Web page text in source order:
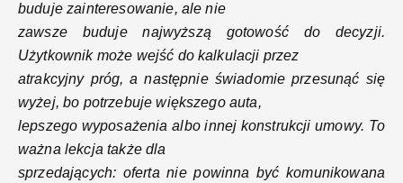
buduje zainteresowanie, ale nie
zawsze buduje najwyższą gotowość do decyzji.
Użytkownik może wejść do kalkulacji przez
atrakcyjny próg, a następnie świadomie przesunąć się
wyżej, bo potrzebuje większego auta,
lepszego wyposażenia albo innej konstrukcji umowy. To
ważna lekcja także dla
sprzedających: oferta nie powinna być komunikowana